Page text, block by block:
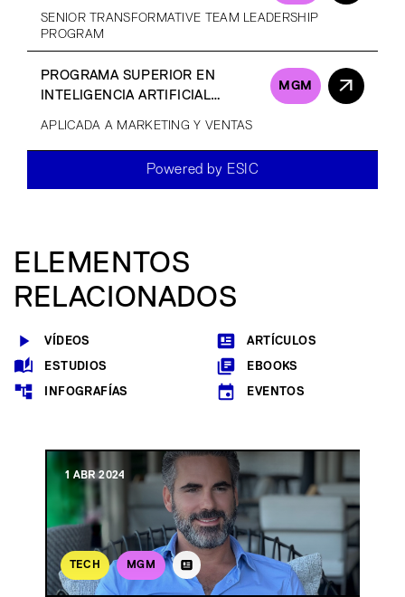
SENIOR TRANSFORMATIVE TEAM LEADERSHIP
PROGRAM
PROGRAMA SUPERIOR EN
INTELIGENCIA ARTIFICIAL
MGM
APLICADA A MARKETING Y VENTAS
Powered by ESIC
ELEMENTOS
RELACIONADOS
VÍDEOS ARTÍCULOS
ESTUDIOS EBOOKS
INFOGRAFÍAS EVENTOS
TECH MGM
1 ABR 2024